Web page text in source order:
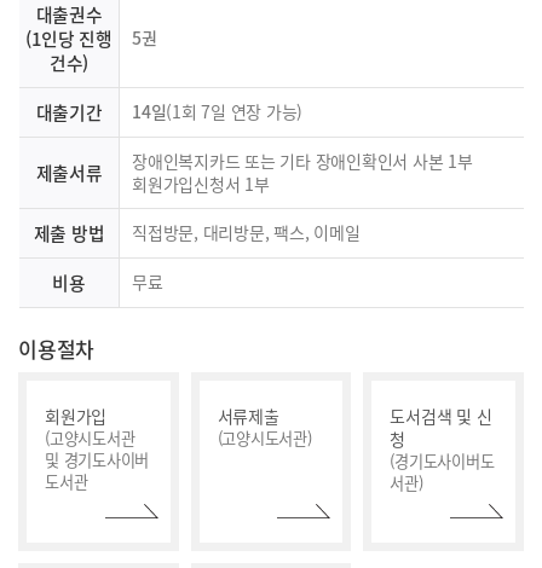
대출권수
(1인당 진행
건수)
5권
대출기간 14일(1회 7일 연장 가능)
제출서류
장애인복지카드 또는 기타 장애인확인서 사본 1부
회원가입신청서 1부
제출 방법 직접방문, 대리방문, 팩스, 이메일
비용 무료
이용절차
회원가입
(고양시도서관
및 경기도사이버
도서관
서류제출
(고양시도서관)
도서검색 및 신
청
(경기도사이버도
서관)